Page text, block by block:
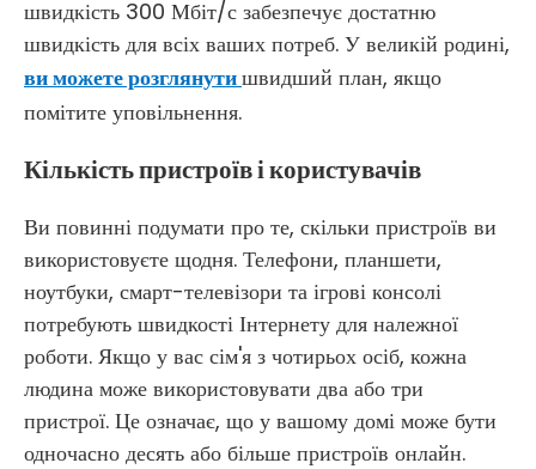
швидкість 300 Мбіт/с забезпечує достатню
швидкість для всіх ваших потреб. У великій родині,
ви можете розглянутишвидший план, якщо
помітите уповільнення.
Кількість пристроїв і користувачів
Ви повинні подумати про те, скільки пристроїв ви
використовуєте щодня. Телефони, планшети,
ноутбуки, смарт-телевізори та ігрові консолі
потребують швидкості Інтернету для належної
роботи. Якщо у вас сім'я з чотирьох осіб, кожна
людина може використовувати два або три
пристрої. Це означає, що у вашому домі може бути
одночасно десять або більше пристроїв онлайн.